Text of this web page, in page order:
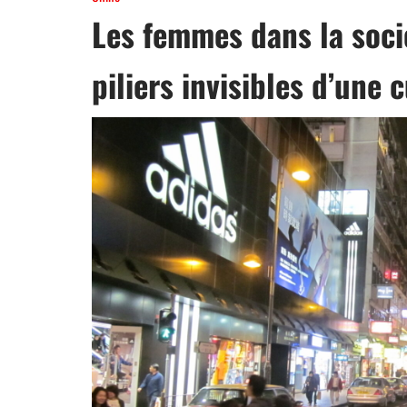
Les femmes dans la
piliers invisibles d’une